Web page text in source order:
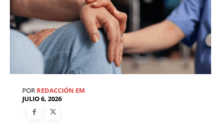
POR REDACCIÓN EM
JULIO 6, 2026